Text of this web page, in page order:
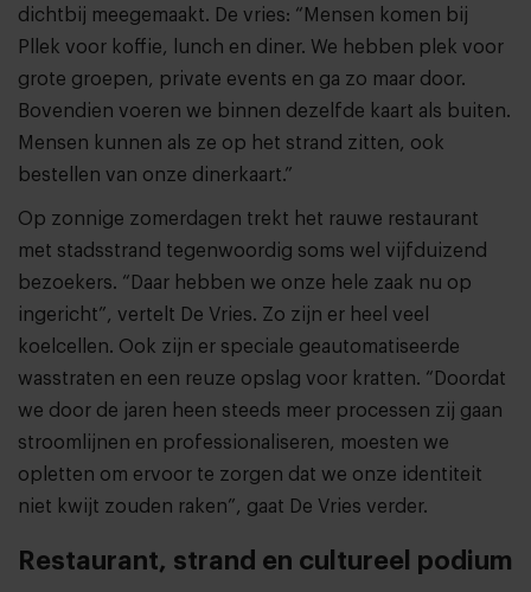
dichtbij meegemaakt. De vries: “Mensen komen bij
Pllek voor koffie, lunch en diner. We hebben plek voor
grote groepen, private events en ga zo maar door.
Bovendien voeren we binnen dezelfde kaart als buiten.
Mensen kunnen als ze op het strand zitten, ook
bestellen van onze dinerkaart.”
Op zonnige zomer­dagen trekt het rauwe restaurant
met stadsstrand tegenwoordig soms wel vijfduizend
bezoekers. “Daar hebben we onze hele zaak nu op
ingericht”, vertelt De Vries. Zo zijn er heel veel
koelcellen. Ook zijn er speciale geautomatiseerde
wasstraten en een reuze opslag voor kratten. “Doordat
we door de jaren heen steeds meer processen zij gaan
stroomlijnen en professionaliseren, moesten we
opletten om ervoor te zorgen dat we onze identiteit
niet kwijt zouden raken”, gaat De Vries verder.
Restaurant, strand en cultureel podium